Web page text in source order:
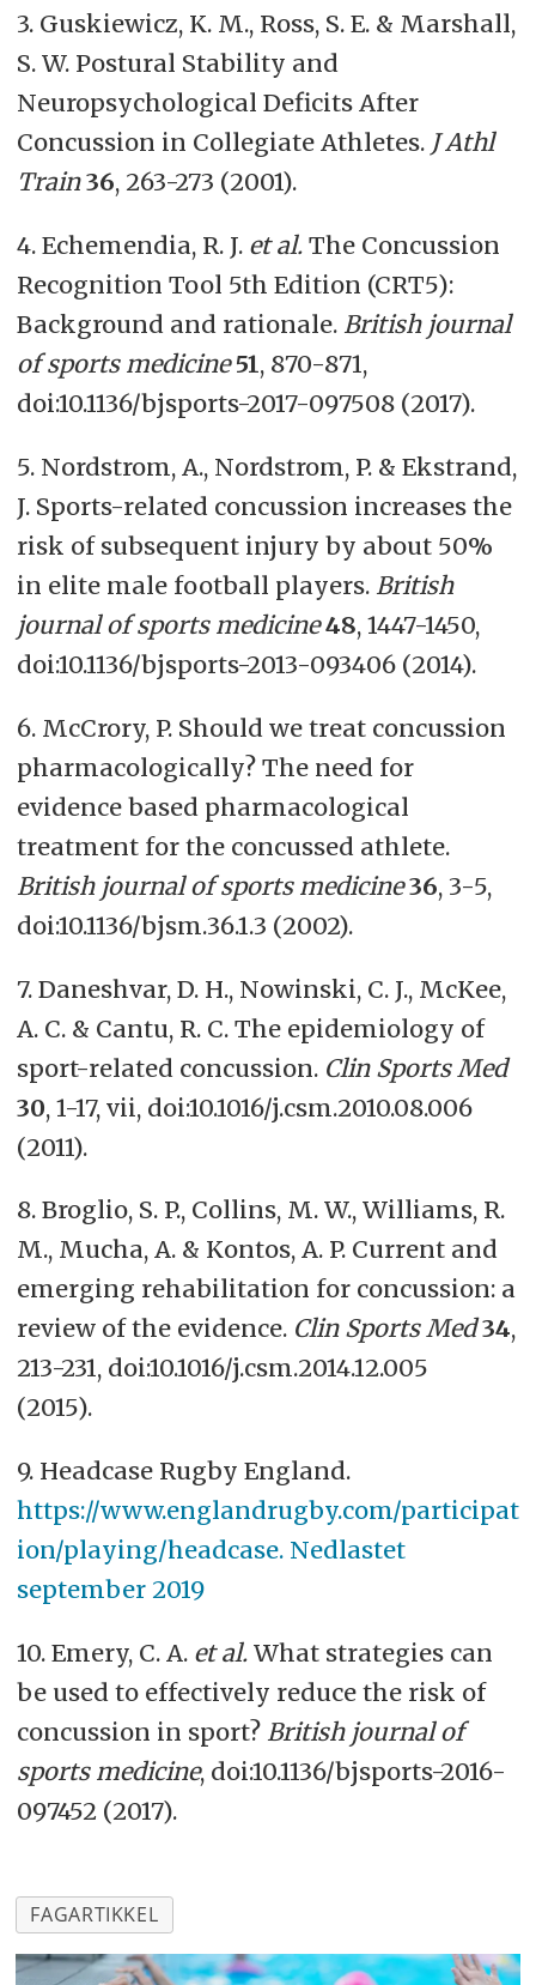
3. Guskiewicz, K. M., Ross, S. E. & Marshall,
S. W. Postural Stability and
Neuropsychological Deficits After
Concussion in Collegiate Athletes. J Athl
Train 36, 263-273 (2001).
4. Echemendia, R. J.et al.The Concussion
Recognition Tool 5th Edition (CRT5):
Background and rationale. British journal
of sports medicine 51, 870-871,
doi:10.1136/bjsports-2017-097508 (2017).
5. Nordstrom, A., Nordstrom, P. & Ekstrand,
J. Sports-related concussion increases the
risk of subsequent injury by about 50%
in elite male football players. British
journal of sports medicine 48, 1447-1450,
doi:10.1136/bjsports-2013-093406 (2014).
6. McCrory, P. Should we treat concussion
pharmacologically? The need for
evidence based pharmacological
treatment for the concussed athlete.
British journal of sports medicine 36, 3-5,
doi:10.1136/bjsm.36.1.3 (2002).
7. Daneshvar, D. H., Nowinski, C. J., McKee,
A. C. & Cantu, R. C. The epidemiology of
sport-related concussion. Clin Sports Med
30, 1-17, vii, doi:10.1016/j.csm.2010.08.006
(2011).
8. Broglio, S. P., Collins, M. W., Williams, R.
M., Mucha, A. & Kontos, A. P. Current and
emerging rehabilitation for concussion: a
review of the evidence. Clin Sports Med 34,
213-231, doi:10.1016/j.csm.2014.12.005
(2015).
9. Headcase Rugby England.
https://www.englandrugby.com/participat
ion/playing/headcase. Nedlastet
september 2019
10. Emery, C. A.et al.What strategies can
be used to effectively reduce the risk of
concussion in sport? British journal of
sports medicine, doi:10.1136/bjsports-2016-
097452 (2017).
FAGARTIKKEL